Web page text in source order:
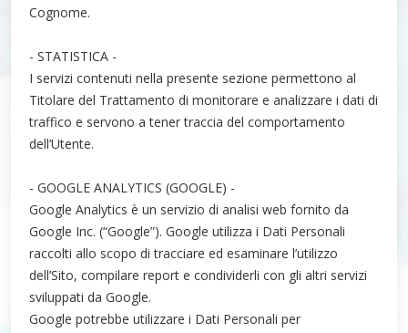
Cognome.
- STATISTICA -
I servizi contenuti nella presente sezione permettono al
Titolare del Trattamento di monitorare e analizzare i dati di
traffico e servono a tener traccia del comportamento
dell’Utente.
- GOOGLE ANALYTICS (GOOGLE) -
Google Analytics è un servizio di analisi web fornito da
Google Inc. (“Google”). Google utilizza i Dati Personali
raccolti allo scopo di tracciare ed esaminare l’utilizzo
dell’Sito, compilare report e condividerli con gli altri servizi
sviluppati da Google.
Google potrebbe utilizzare i Dati Personali per